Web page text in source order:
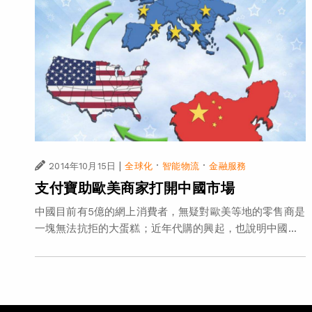
2014年10月15日 | 全球化·智能物流·金融服務
支付寶助歐美商家打開中國市場
中國目前有5億的網上消費者，無疑對歐美等地的零售商是
一塊無法抗拒的大蛋糕；近年代購的興起，也說明中國...